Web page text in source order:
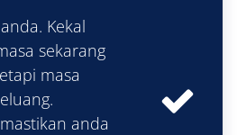
Kekal
sekarang
masa
anda